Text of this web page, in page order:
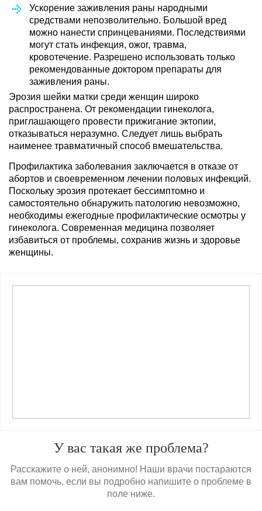
Ускорение заживления раны народными
средствами непозволительно. Большой вред
можно нанести спринцеваниями. Последствиями
могут стать инфекция, ожог, травма,
кровотечение. Разрешено использовать только
рекомендованные доктором препараты для
заживления раны.
Эрозия шейки матки среди женщин широко
распространена. От рекомендации гинеколога,
приглашающего провести прижигание эктопии,
отказываться неразумно. Следует лишь выбрать
наименее травматичный способ вмешательства.
Профилактика заболевания заключается в отказе от
абортов и своевременном лечении половых инфекций.
Поскольку эрозия протекает бессимптомно и
самостоятельно обнаружить патологию невозможно,
необходимы ежегодные профилактические осмотры у
гинеколога. Современная медицина позволяет
избавиться от проблемы, сохранив жизнь и здоровье
женщины.
У вас такая же проблема?
Расскажите о ней, анонимно! Наши врачи постараются
вам помочь, если вы подробно напишите о проблеме в
поле ниже.